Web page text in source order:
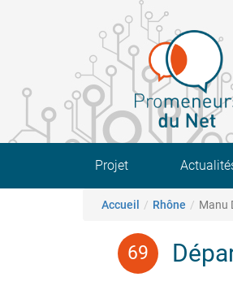
Main
Projet
Fil d'Ariane
Accueil Rhône Manu